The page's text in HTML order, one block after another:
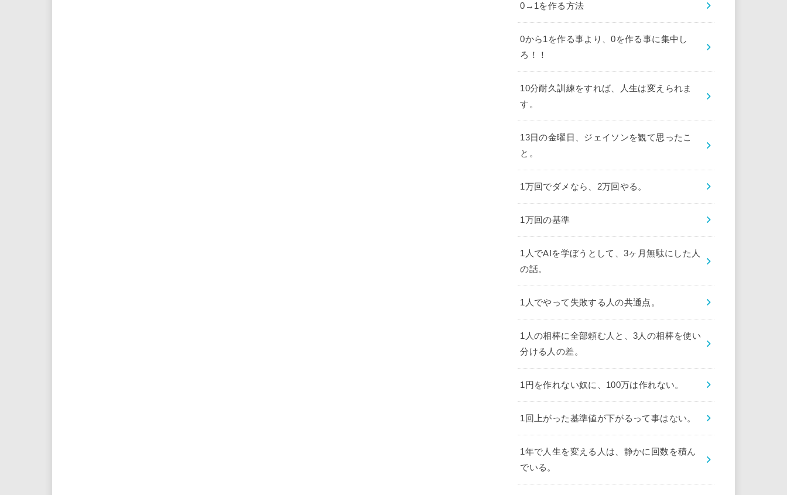
0→1を作る方法
0から1を作る事より、0を作る事に集中し
ろ！！
10分耐久訓練をすれば、人生は変えられま
す。
13日の金曜日、ジェイソンを観て思ったこ
と。
1万回でダメなら、2万回やる。
1万回の基準
1人でAIを学ぼうとして、3ヶ月無駄にした人
の話。
1人でやって失敗する人の共通点。
1人の相棒に全部頼む人と、3人の相棒を使い
分ける人の差。
1円を作れない奴に、100万は作れない。
1回上がった基準値が下がるって事はない。
1年で人生を変える人は、静かに回数を積ん
でいる。